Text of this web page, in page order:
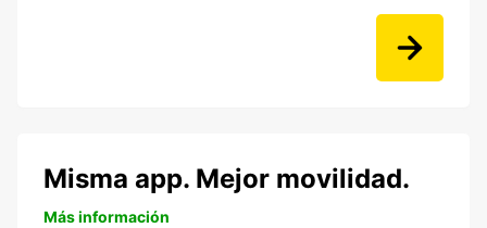
Misma app. Mejor movilidad.
Más información